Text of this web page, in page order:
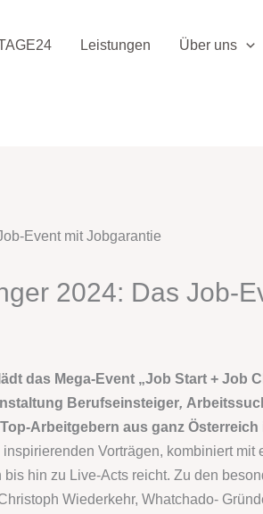
Leistungen Über uns
2024: Das Job-
das Mega-Event „Job Start + Job
Berufseinsteiger,
Arbeitgebern aus ganz
Vorträgen, kombiniert
hin zu Live-Acts reicht. Zu den
Wiederkehr, Whatchado-